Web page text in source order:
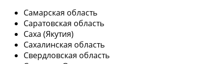
Самарская область
Саратовская область
Саха (Якутия)
Сахалинская область
Свердловская область